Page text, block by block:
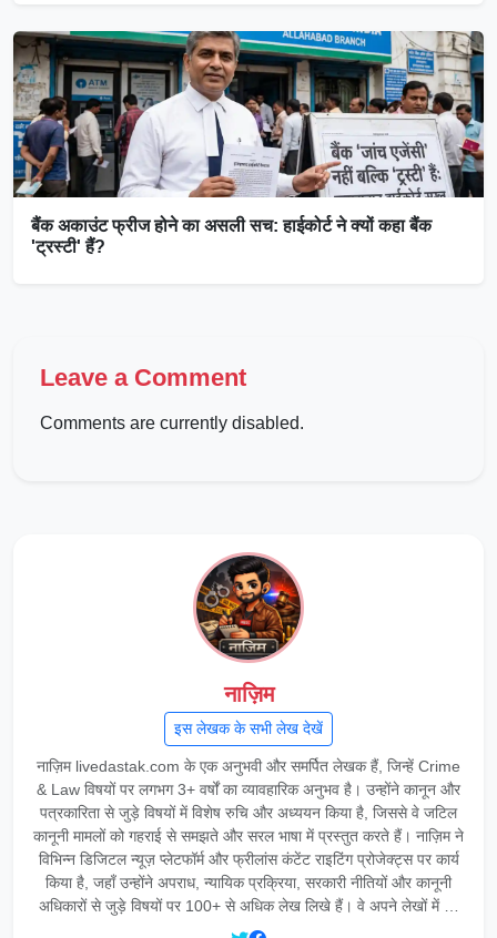
बैंक अकाउंट फ्रीज होने का असली सच: हाईकोर्ट ने क्यों कहा बैंक
'ट्रस्टी' हैं?
Leave a Comment
Comments are currently disabled.
नाज़िम
इस लेखक के सभी लेख देखें
नाज़िम livedastak.com के एक अनुभवी और समर्पित लेखक हैं, जिन्हें Crime
& Law विषयों पर लगभग 3+ वर्षों का व्यावहारिक अनुभव है। उन्होंने कानून और
पत्रकारिता से जुड़े विषयों में विशेष रुचि और अध्ययन किया है, जिससे वे जटिल
कानूनी मामलों को गहराई से समझते और सरल भाषा में प्रस्तुत करते हैं। नाज़िम ने
विभिन्न डिजिटल न्यूज़ प्लेटफॉर्म और फ्रीलांस कंटेंट राइटिंग प्रोजेक्ट्स पर कार्य
किया है, जहाँ उन्होंने अपराध, न्यायिक प्रक्रिया, सरकारी नीतियों और कानूनी
अधिकारों से जुड़े विषयों पर 100+ से अधिक लेख लिखे हैं। वे अपने लेखों में …